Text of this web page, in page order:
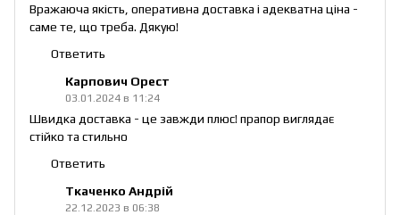
Вражаюча якість, оперативна доставка і адекватна ціна -
саме те, що треба. Дякую!
Ответить
Карпович Орест
03.01.2024 в 11:24
Швидка доставка - це завжди плюс! прапор виглядає
стійко та стильно
Ответить
Ткаченко Андрій
22.12.2023 в 06:38